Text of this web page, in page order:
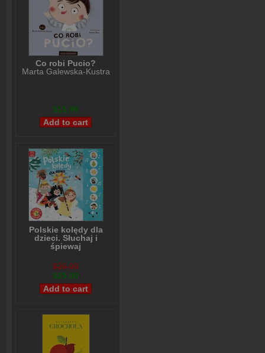
Co robi Pucio?
Marta Galewska-Kustra
$15,99
Polskie kolędy dla
dzieci. Słuchaj i
śpiewaj
$26,00
$25,00